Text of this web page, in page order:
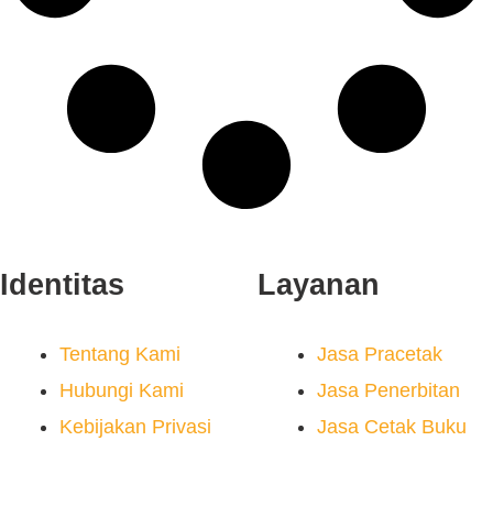
Identitas
Tentang Kami
Hubungi Kami
Kebijakan Privasi
Layanan
Jasa Pracetak
Jasa Penerbitan
Jasa Cetak Buku